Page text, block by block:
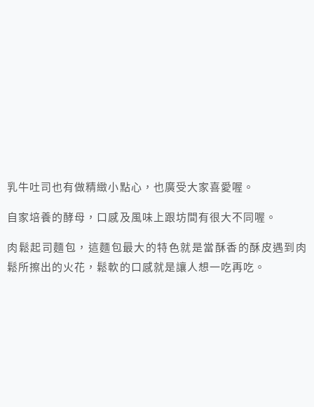
乳牛吐司也有做精緻小點心，也廣受大家喜愛喔。
自家培養的酵母，口感及風味上跟坊間有很大不同喔。
肉鬆起司麵包，這麵包最大的特色就是當酥香的酥皮遇到肉
鬆所擦出的火花，鬆軟的口感就是讓人想一吃再吃。